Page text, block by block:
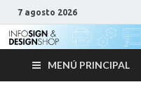
7 agosto 2026
MENÚ PRINCIPAL